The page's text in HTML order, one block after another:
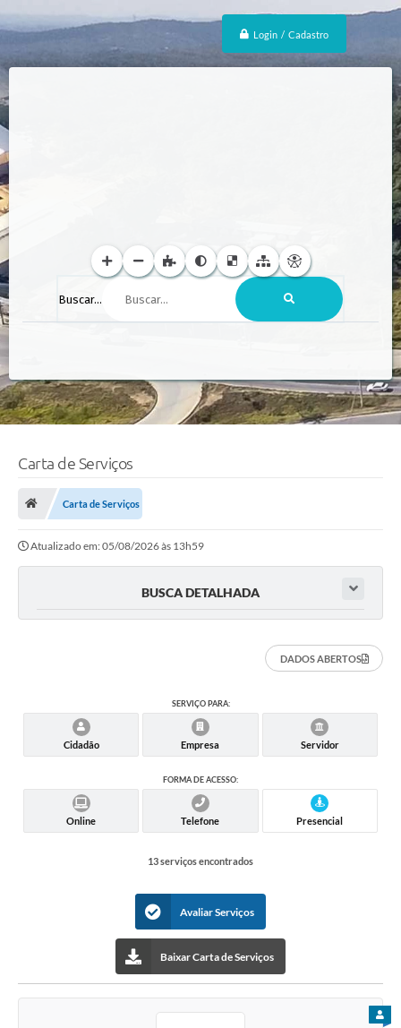
Login / Cadastro
Buscar...
Carta de Serviços
Carta de Serviços
Atualizado em: 05/08/2026 às 13h59
BUSCA DETALHADA
DADOS ABERTOS
SERVIÇO PARA:
Cidadão Empresa Servidor
FORMA DE ACESSO:
Online Telefone Presencial
13 serviços encontrados
Avaliar Serviços
Baixar Carta de Serviços